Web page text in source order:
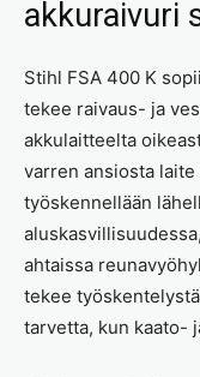
akkuraivuri
Stihl FSA 400 K
tekee raivaus- ja
akkulaitteelta
varren ansiosta
työskennellään
ahtaissa
tekee
tarvetta, kun kaato-